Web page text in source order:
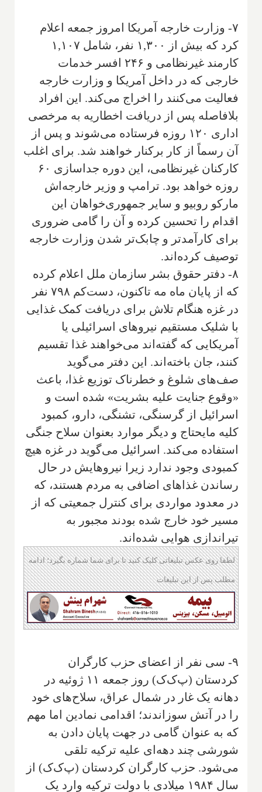
۷- وزارت خارجه آمریکا امروز جمعه اعلام
کرد که بیش از ۱,۳۰۰ نفر، شامل ۱,۱۰۷
کارمند غیرنظامی و ۲۴۶ افسر خدمات
خارجی که در داخل آمریکا و وزارت خارجه
فعالیت می‌کنند را اخراج می‌کند. این افراد
بلافاصله پس از دریافت اخطاریه به مرخصی
اداری ۱۲۰ روزه فرستاده می‌شوند و پس از
آن رسماً از کار برکنار خواهند شد. برای اغلب
کارکنان غیرنظامی، این دوره جداسازی ۶۰
روزه خواهد بود. ترامپ و وزیر خارجه‌اش
مارکو روبیو و سایر جمهوری‌خواهان این
اقدام را تحسین کرده و آن را گامی ضروری
برای کارآمدتر و چابک‌تر شدن وزارت خارجه
توصیف کرده‌اند.
۸- دفتر حقوق بشر سازمان ملل اعلام کرده
که از پایان ماه مه تاکنون، دست‌کم ۷۹۸ نفر
در غزه هنگام تلاش برای دریافت کمک غذایی
با شلیک مستقیم نیروهای اسرائیلی یا
آمریکایی که گفته‌اند می‌خواهند غذا تقسیم
کنند، جان باخته‌اند. این دفتر می‌گوید
صف‌های شلوغ و خطرناک توزیع غذا، باعث
«وقوع جنایت علیه بشریت» شده است و
اسرائیل از گرسنگی، تشنگی، دارو، کمبود
کلیه مایحتاج و دیگر موارد بعنوان سلاح جنگی
استفاده می‌کند. اسرائیل می‌گوید در غزه هیچ
کمبودی وجود ندارد زیرا نیروهایش در حال
رساندن غذاهای اضافی به مردم هستند، که
در معدود مواردی برای کنترل جمعیتی که از
مسیر خود خارج شده بودند مجبور به
تیراندازی هوایی شده‌اند.
لطفا روی عکس تبلیغاتی کلیک کنید تا برای شما شماره بگیرد؛ ادامه
مطلب پس از این تبلیغات
۹- سی نفر از اعضای حزب کارگران
کردستان (پ‌ک‌ک) روز جمعه ۱۱ ژوئیه در
دهانه یک غار در شمال عراق، سلاح‌های خود
را در آتش سوزاندند؛ اقدامی نمادین اما مهم
که به عنوان گامی در جهت پایان دادن به
شورشی چند دهه‌ای علیه ترکیه تلقی
می‌شود. حزب کارگران کردستان (پ‌ک‌ک) از
سال ۱۹۸۴ میلادی با دولت ترکیه وارد یک